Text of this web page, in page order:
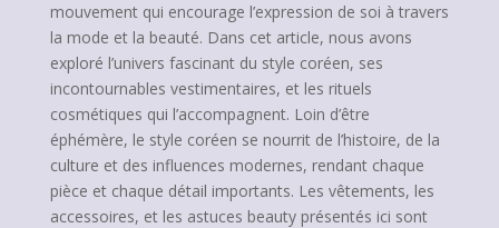
mouvement qui encourage l’expression de soi à travers
la mode et la beauté. Dans cet article, nous avons
exploré l’univers fascinant du style coréen, ses
incontournables vestimentaires, et les rituels
cosmétiques qui l’accompagnent. Loin d’être
éphémère, le style coréen se nourrit de l’histoire, de la
culture et des influences modernes, rendant chaque
pièce et chaque détail importants. Les vêtements, les
accessoires, et les astuces beauty présentés ici sont